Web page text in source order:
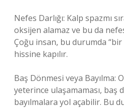
Nefes Darlığı: Kalp spazmı
oksijen alamaz ve bu da
Çoğu insan, bu durumda “bir
hissine kapılır.
Baş Dönmesi veya Bayılma:
yeterince ulaşamaması, baş
bayılmalara yol açabilir. Bu